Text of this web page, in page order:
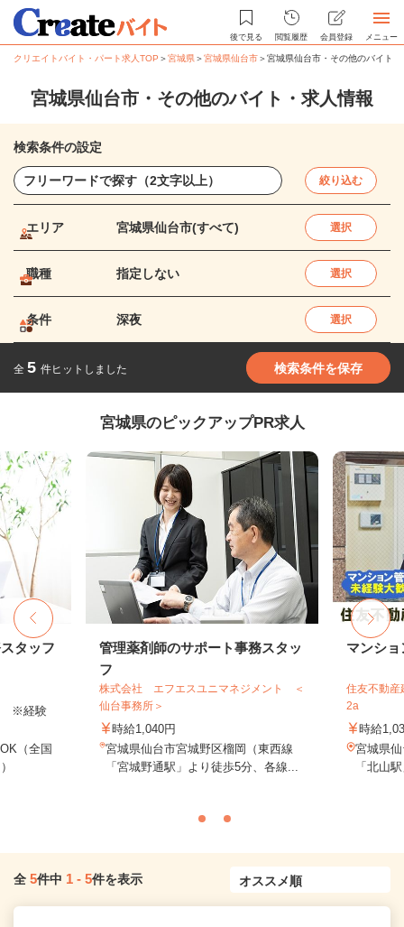
後で見る 閲覧履歴 会員登録 メニュー
クリエイトバイト・パート求人TOP ＞宮城県＞宮城県仙台市＞宮城県仙台市・その他のバイト
宮城県仙台市・その他のバイト・求人情報
検索条件の設定
絞り込む
エリア 宮城県仙台市(すべて) 選択
職種 指定しない 選択
条件 深夜 選択
全 5 件ヒットしました 検索条件を保存
宮城県のピックアップPR求人
タッフ
※経験
（全国
管理薬剤師のサポート事務スタッ
フ
株式会社 エフエスユニマネジメント ＜
仙台事務所＞
時給1,040円
宮城県仙台市宮城野区榴岡（東西線
「宮城野通駅」より徒歩5分、各線...
マンシ
住友不動産
2a
時給
宮城県
「北山
全 5件中 1 - 5件を表示